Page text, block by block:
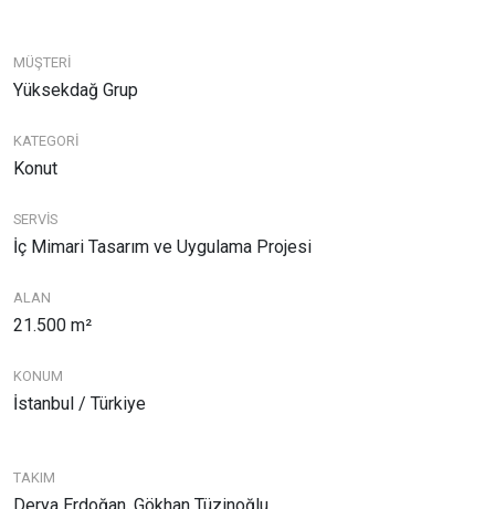
MÜŞTERİ
Yüksekdağ Grup
KATEGORİ
Konut
SERVİS
İç Mimari Tasarım ve Uygulama Projesi
ALAN
21.500 m²
KONUM
İstanbul / Türkiye
TAKIM